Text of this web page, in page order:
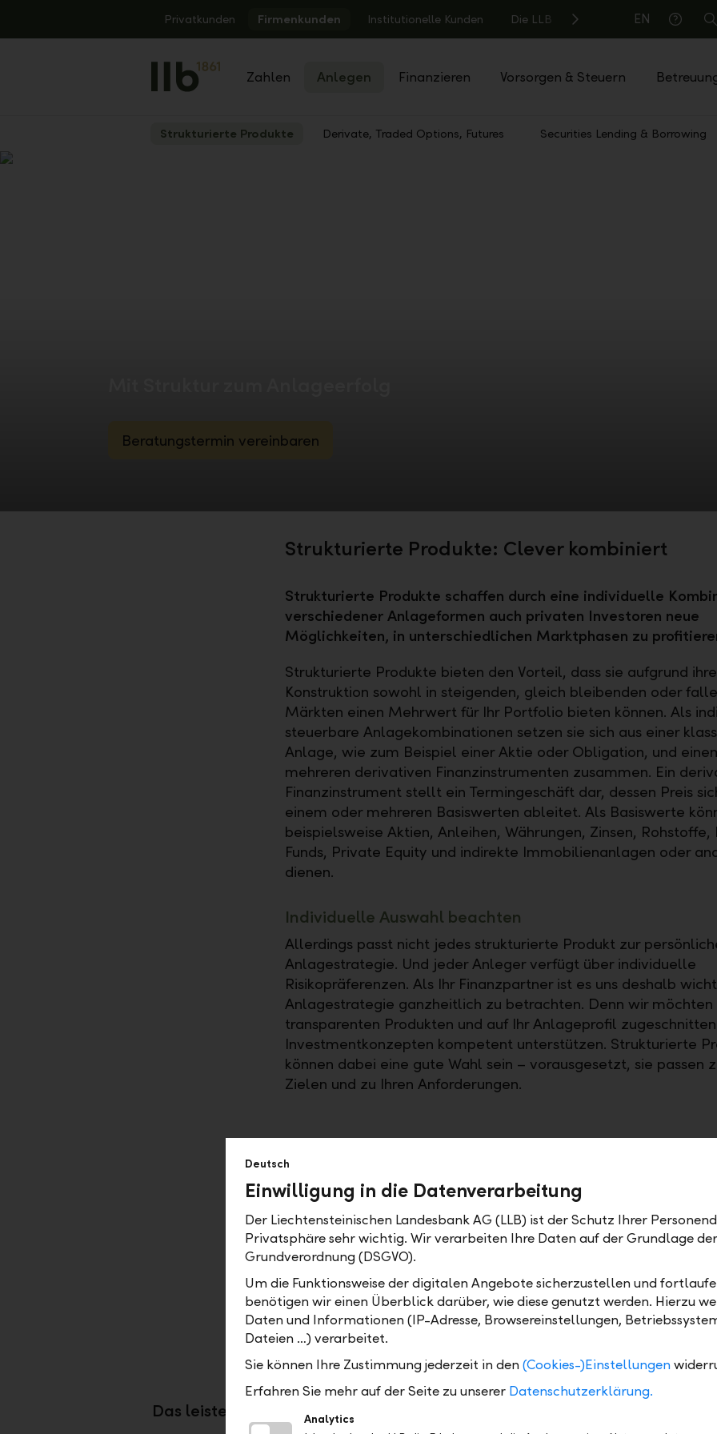
Privatkunden Firmenkunden Institutionelle Kunden Die LLB
EN
Hilfe
Zahlen Anlegen Finanzieren Vorsorgen & Steuern
Strukturierte Produkte Derivate, Traded Options, Futures Securities Lending & Borrowing
Beratungstermin vereinbaren
Strukturierte Produkte: Clever kombiniert
Strukturierte Produkte schaffen durch eine individuelle
verschiedener Anlageformen auch privaten Investoren neue
Möglichkeiten, in unterschiedlichen Marktphasen zu
Strukturierte Produkte bieten den Vorteil, dass sie aufgrund
Konstruktion sowohl in steigenden, gleich bleibenden oder
Märkten einen Mehrwert für Ihr Portfolio bieten können. Als
steuerbare Anlagekombinationen setzen sie sich aus einer
Anlage, wie zum Beispiel einer Aktie oder Obligation, und
mehreren derivativen Finanzinstrumenten zusammen. Ein
Finanzinstrument stellt ein Termingeschäft dar, dessen Preis
einem oder mehreren Basiswerten ableitet. Als Basiswerte
beispielsweise Aktien, Anleihen, Währungen, Zinsen, Rohstoffe,
Funds, Private Equity und indirekte Immobilienanlagen oder
dienen.
Individuelle Auswahl beachten
Allerdings passt nicht jedes strukturierte Produkt zur
Anlagestrategie. Und jeder Anleger verfügt über individuelle
Risikopräferenzen. Als Ihr Finanzpartner ist es uns deshalb
Anlagestrategie ganzheitlich zu betrachten. Denn wir möchten
transparenten Produkten und auf Ihr Anlageprofil
Investmentkonzepten kompetent unterstützen. Strukturierte
können dabei eine gute Wahl sein – vorausgesetzt, sie passen
Zielen und zu Ihren Anforderungen.
Ihre Vorteile
Flexibel in verschiedenen Marktphasen agieren
Partizipation an erwarteten Marktchancen
Massgeschneiderte Kombination im Portfoliokontext
Spezielle Möglichkeiten für Kapitalschutz oder zur
Renditeoptimierung
Das leisten strukturierte Produkte für Sie
Deutsch
Einwilligung in die Datenverarbeitung
Der Liechtensteinischen Landesbank AG (LLB) ist der Schutz Ihrer
Privatsphäre sehr wichtig. Wir verarbeiten Ihre Daten auf der Grundlage
Grundverordnung (DSGVO).
Um die Funktionsweise der digitalen Angebote sicherzustellen und
benötigen wir einen Überblick darüber, wie diese genutzt werden. Hierzu
Daten und Informationen (IP-Adresse, Browsereinstellungen,
Dateien …) verarbeitet.
Sie können Ihre Zustimmung jederzeit in den(Cookies-)Einstellungen
Erfahren Sie mehr auf der Seite zu unserer Datenschutzerklärung.
Analytics